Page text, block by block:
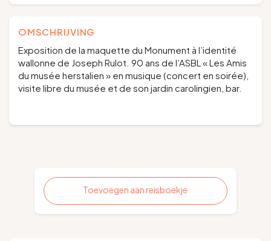
OMSCHRIJVING
Exposition de la maquette du Monument à l’identité
wallonne de Joseph Rulot. 90 ans de l’ASBL « Les Amis
du musée herstalien » en musique (concert en soirée),
visite libre du musée et de son jardin carolingien, bar.
Toevoegen aan reisboekje